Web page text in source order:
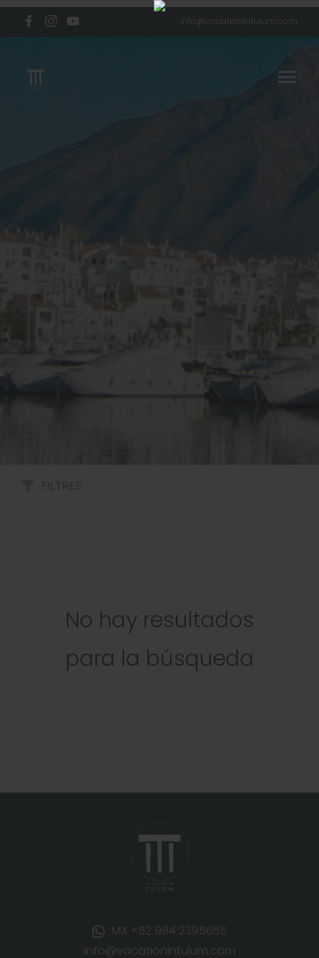
info@vacationintulum.com
No hay resultados
para la búsqueda
MX +52 984 2395665
info@vacationintulum.com